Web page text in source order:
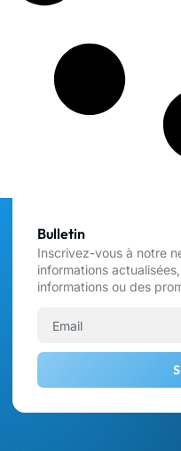
Bulletin
Inscrivez-vous à notre
informations
informations ou des